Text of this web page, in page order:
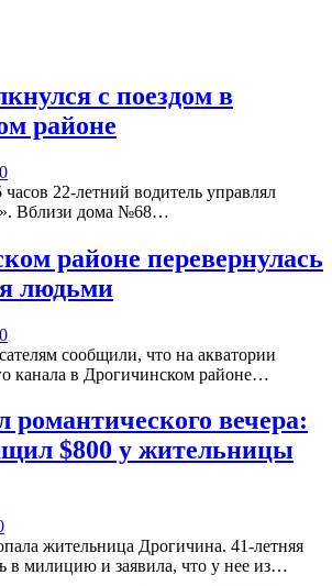
с поездом в
районе
0
22-летний водитель управлял
Вблизи дома №68…
районе перевернулась
людьми
0
сообщили, что на акватории
канала в Дрогичинском районе…
романтического вечера:
$800 у жительницы
жительница Дрогичина. 41-летняя
в милицию и заявила, что у нее из…